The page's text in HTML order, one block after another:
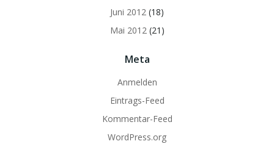
Juni 2012 (18)
Mai 2012(21)
Meta
Anmelden
Eintrags-Feed
Kommentar-Feed
WordPress.org